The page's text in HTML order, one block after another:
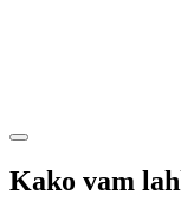
Kako vam